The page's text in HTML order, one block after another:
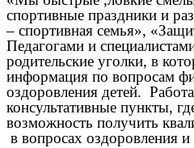
спортивные праздники и
– спортивная семья»,
Педагогами и
родительские уголки, в
информация по вопросам
оздоровления детей.
консультативные пункты,
возможность получить
в вопросах оздоровления и